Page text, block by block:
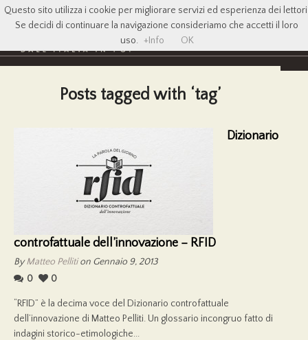
Posts tagged with ‘tag’
Dizionario
controfattuale dell’innovazione – RFID
ByMatteo Pellition Gennaio 9, 2013
0
0
“RFID” è la decima voce del Dizionario controfattuale
dell’innovazione di Matteo Pelliti. Un glossario incongruo fatto di
indagini storico-etimologiche...
Questo sito utilizza i cookie per migliorare servizi ed esperienza dei
Se decidi di continuare la navigazione consideriamo che accetti il loro
uso. +Info OK